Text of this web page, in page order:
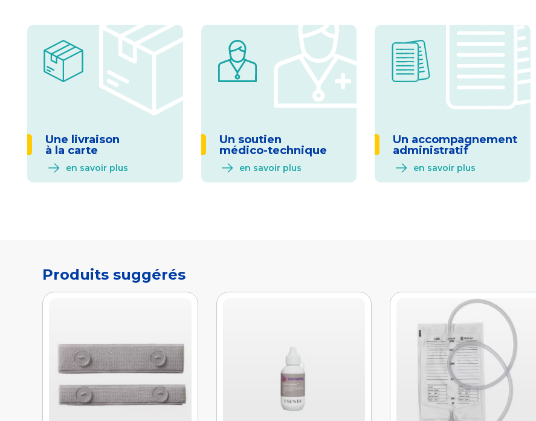
Une livraison
à la carte
en savoir plus
Un soutien
médico-technique
en savoir plus
Un accompagnement
administratif
en savoir plus